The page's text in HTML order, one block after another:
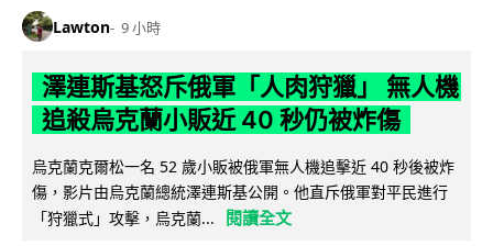
Lawton 9 小時
澤連斯基怒斥俄軍「人肉狩獵」 無人機
追殺烏克蘭小販近 40 秒仍被炸傷
烏克蘭克爾松一名 52 歲小販被俄軍無人機追擊近 40 秒後被炸
傷，影片由烏克蘭總統澤連斯基公開。他直斥俄軍對平民進行
「狩獵式」攻擊，烏克蘭...
閱讀全文